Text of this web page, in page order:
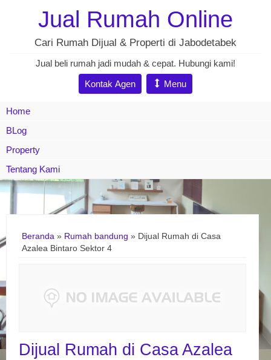
Jual Rumah Online
Cari Rumah Dijual & Properti di Jabodetabek
Jual beli rumah jadi mudah & cepat. Hubungi kami!
Kontak Agen
Menu
Home
BLog
Property
Tentang Kami
Beranda » Rumah bandung » Dijual Rumah di Casa
Azalea Bintaro Sektor 4
Dijual Rumah di Casa Azalea